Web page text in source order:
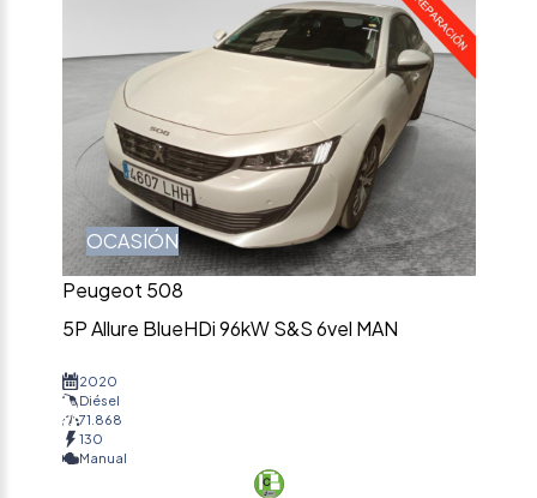
OCASIÓN
Peugeot 508
5P Allure BlueHDi 96kW S&S 6vel MAN
2020
Diésel
71.868
130
Manual